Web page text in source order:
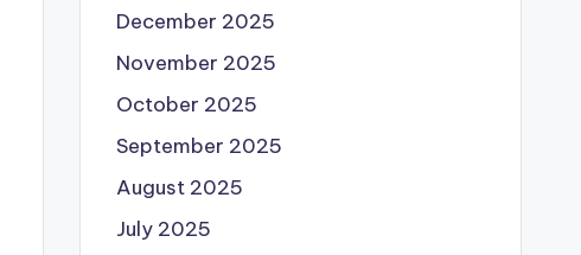
December 2025
November 2025
October 2025
September 2025
August 2025
July 2025